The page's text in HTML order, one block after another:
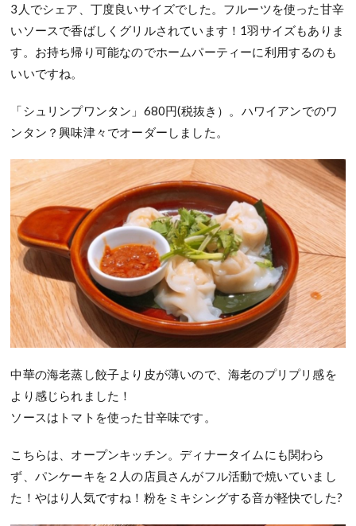
3人でシェア、丁度良いサイズでした。フルーツを使った甘辛
いソースで香ばしくグリルされています！1羽サイズもありま
す。お持ち帰り可能なのでホームパーティーに利用するのも
いいですね。
「シュリンプワンタン」680円(税抜き）。ハワイアンでのワ
ンタン？興味津々でオーダーしました。
中華の海老蒸し餃子より皮が薄いので、海老のプリプリ感を
より感じられました！
ソースはトマトを使った甘辛味です。
こちらは、オープンキッチン。ディナータイムにも関わら
ず、パンケーキを２人の店員さんがフル活動で焼いていまし
た！やはり人気ですね！粉をミキシングする音が軽快でした?